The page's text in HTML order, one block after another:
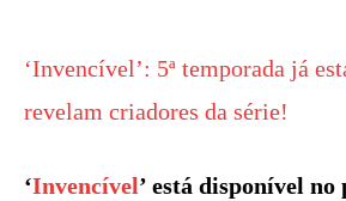
‘Invencível’: 5ª temporada já
revelam criadores da série!
‘Invencível’ está disponível